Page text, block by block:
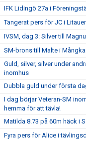
IFK Lidingö 27a i
Tangerat pers för JC i
IVSM, dag 3: Silver till
SM-brons till Malte i
Guld, silver, silver under
inomhus
Dubbla guld under första
I dag börjar Veteran-SM
hemma för att tävla!
Matilda 8.73 på 60m häck i
Fyra pers för Alice i